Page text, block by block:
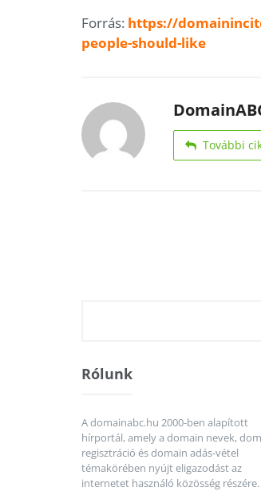
Forrás: https://
people-should-like
További
Rólunk
A domainabc.hu 2000-ben alapított
hírportál, amely a domain nevek,
regisztráció és domain adás-vétel
témakörében nyújt eligazodást az
internetet használó közösség részére.